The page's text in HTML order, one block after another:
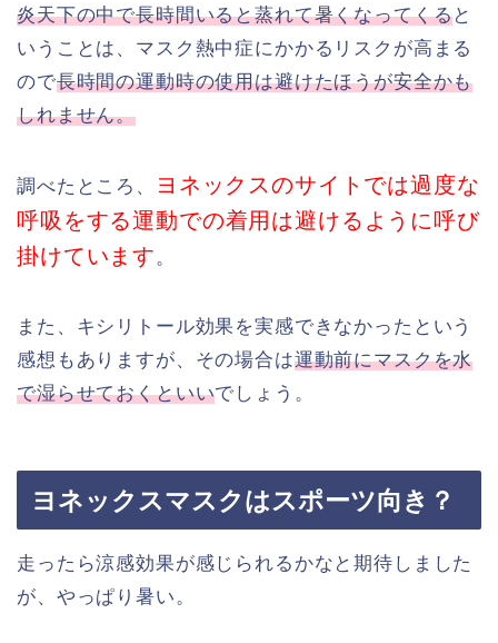
炎天下の中で長時間いると蒸れて暑くなってくると
いうことは、マスク熱中症にかかるリスクが高まる
ので長時間の運動時の使用は避けたほうが安全かも
しれません。
調べたところ、
ヨネックスのサイトでは過度な
呼吸をする運動での着用は避けるように呼び
掛けています 。
また、キシリトール効果を実感できなかったという
感想もありますが、その場合は運動前にマスクを水
で湿らせておくといいでしょう。
ヨネックスマスクはスポーツ向き？
走ったら涼感効果が感じられるかなと期待しました
が、やっぱり暑い。